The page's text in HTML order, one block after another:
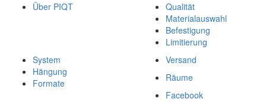
Über PIQT
Qualität
Materialauswahl
Befestigung
Limitierung
System
Hängung
Formate
Versand
Räume
Facebook